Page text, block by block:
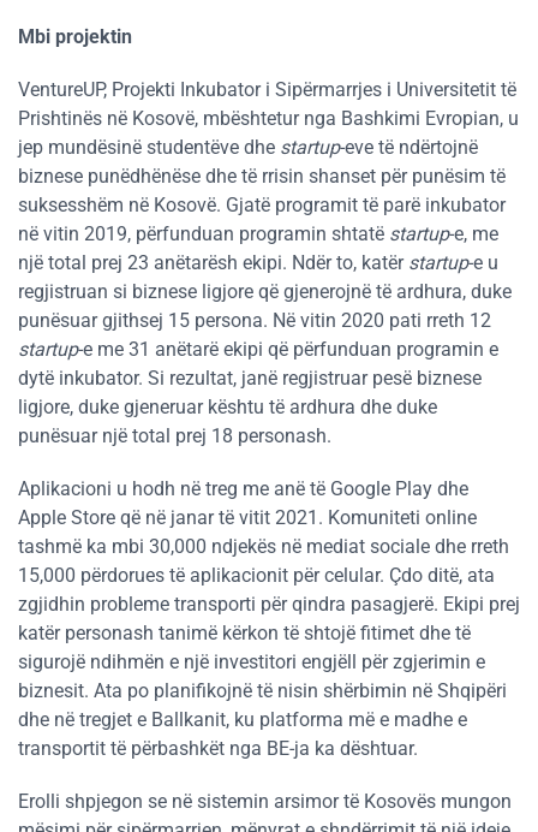
Mbi projektin
VentureUP, Projekti Inkubator i Sipërmarrjes i Universitetit të
Prishtinës në Kosovë, mbështetur nga Bashkimi Evropian, u
jep mundësinë studentëve dhe startup-eve të ndërtojnë
biznese punëdhënëse dhe të rrisin shanset për punësim të
suksesshëm në Kosovë. Gjatë programit të parë inkubator
në vitin 2019, përfunduan programin shtatë startup-e, me
një total prej 23 anëtarësh ekipi. Ndër to, katër startup-e u
regjistruan si biznese ligjore që gjenerojnë të ardhura, duke
punësuar gjithsej 15 persona. Në vitin 2020 pati rreth 12
startup-e me 31 anëtarë ekipi që përfunduan programin e
dytë inkubator. Si rezultat, janë regjistruar pesë biznese
ligjore, duke gjeneruar kështu të ardhura dhe duke
punësuar një total prej 18 personash.
Aplikacioni u hodh në treg me anë të Google Play dhe
Apple Store që në janar të vitit 2021. Komuniteti online
tashmë ka mbi 30,000 ndjekës në mediat sociale dhe rreth
15,000 përdorues të aplikacionit për celular. Çdo ditë, ata
zgjidhin probleme transporti për qindra pasagjerë. Ekipi prej
katër personash tanimë kërkon të shtojë fitimet dhe të
sigurojë ndihmën e një investitori engjëll për zgjerimin e
biznesit. Ata po planifikojnë të nisin shërbimin në Shqipëri
dhe në tregjet e Ballkanit, ku platforma më e madhe e
transportit të përbashkët nga BE-ja ka dështuar.
Erolli shpjegon se në sistemin arsimor të Kosovës mungon